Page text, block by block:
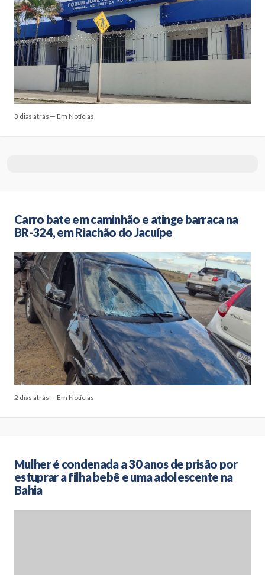
3 dias atrás — Em Notícias
Carro bate em caminhão e atinge barraca na
BR-324, em Riachão do Jacuípe
2 dias atrás — Em Notícias
Mulher é condenada a 30 anos de prisão por
estuprar a filha bebê e uma adolescente na
Bahia